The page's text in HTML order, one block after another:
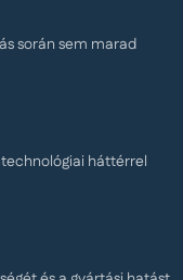
során sem marad
háttérrel